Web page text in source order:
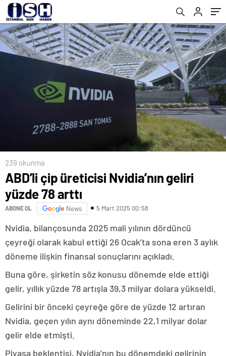
239 okunma
ABD’li çip üreticisi Nvidia’nın geliri
yüzde 78 arttı
ABONE OL News 5 Mart 2025 00:58
Nvidia, bilançosunda 2025 mali yılının dördüncü
çeyreği olarak kabul ettiği 26 Ocak’ta sona eren 3 aylık
döneme ilişkin finansal sonuçlarını açıkladı.
Buna göre, şirketin söz konusu dönemde elde ettiği
gelir, yıllık yüzde 78 artışla 39,3 milyar dolara yükseldi.
Gelirini bir önceki çeyreğe göre de yüzde 12 artıran
Nvidia, geçen yılın aynı döneminde 22,1 milyar dolar
gelir elde etmişti.
Piyasa beklentisi, Nvidia’nın bu dönemdeki gelirinin